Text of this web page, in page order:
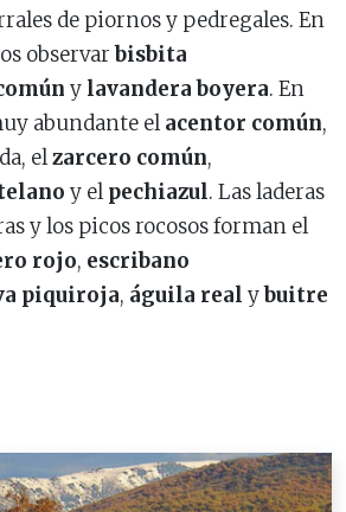
de piornos y pedregales. En
observarbisbita
y lavandera boyera. En
abundante elacentor común,
elzarcero común,
y elpechiazul. Las laderas
y los picos rocosos forman el
rojo, escribano
piquiroja, águila real ybuitre